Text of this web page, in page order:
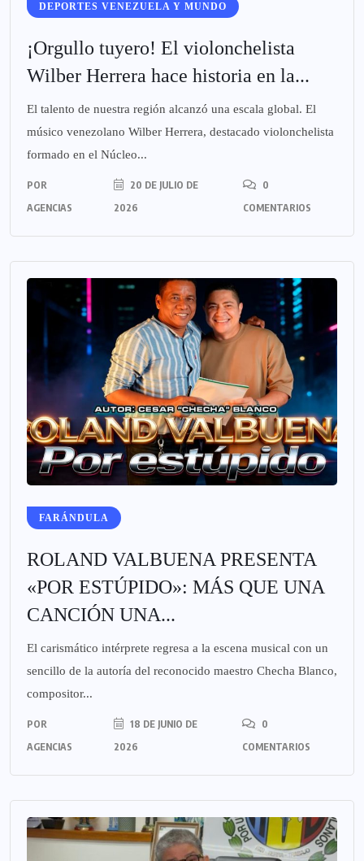
DEPORTES VENEZUELA Y MUNDO
¡Orgullo tuyero! El violonchelista
Wilber Herrera hace historia en la...
El talento de nuestra región alcanzó una escala global. El
músico venezolano Wilber Herrera, destacado violonchelista
formado en el Núcleo...
POR
AGENCIAS
20 DE JULIO DE
2026
0
COMENTARIOS
FARÁNDULA
ROLAND VALBUENA PRESENTA
«POR ESTÚPIDO»: MÁS QUE UNA
CANCIÓN UNA...
El carismático intérprete regresa a la escena musical con un
sencillo de la autoría del reconocido maestro Checha Blanco,
compositor...
POR
AGENCIAS
18 DE JUNIO DE
2026
0
COMENTARIOS